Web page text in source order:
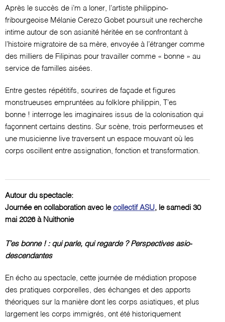
Après le succès de i’m a loner, l’artiste philippino-
fribourgeoise Mélanie Cerezo Gobet poursuit une recherche
intime autour de son asianité héritée en se confrontant à
l’histoire migratoire de sa mère, envoyée à l’étranger comme
des milliers de Filipinas pour travailler comme « bonne » au
service de familles aisées.
Entre gestes répétitifs, sourires de façade et figures
monstrueuses empruntées au folklore philippin, T’es
bonne ! interroge les imaginaires issus de la colonisation qui
façonnent certains destins. Sur scène, trois performeuses et
une musicienne live traversent un espace mouvant où les
corps oscillent entre assignation, fonction et transformation.
Autour du spectacle:
Journée en collaboration avec le collectif ASU, le samedi 30
mai 2026 à Nuithonie
T’es bonne ! : qui parle, qui regarde ? Perspectives asio-
descendantes
En écho au spectacle, cette journée de médiation propose
des pratiques corporelles, des échanges et des apports
théoriques sur la manière dont les corps asiatiques, et plus
largement les corps immigrés, ont été historiquement